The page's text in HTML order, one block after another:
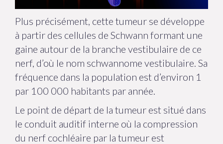
Plus précisément, cette tumeur se développe
à partir des cellules de Schwann formant une
gaine autour de la branche vestibulaire de ce
nerf, d’où le nom schwannome vestibulaire. Sa
fréquence dans la population est d’environ 1
par 100 000 habitants par année.
Le point de départ de la tumeur est situé dans
le conduit auditif interne où la compression
du nerf cochléaire par la tumeur est